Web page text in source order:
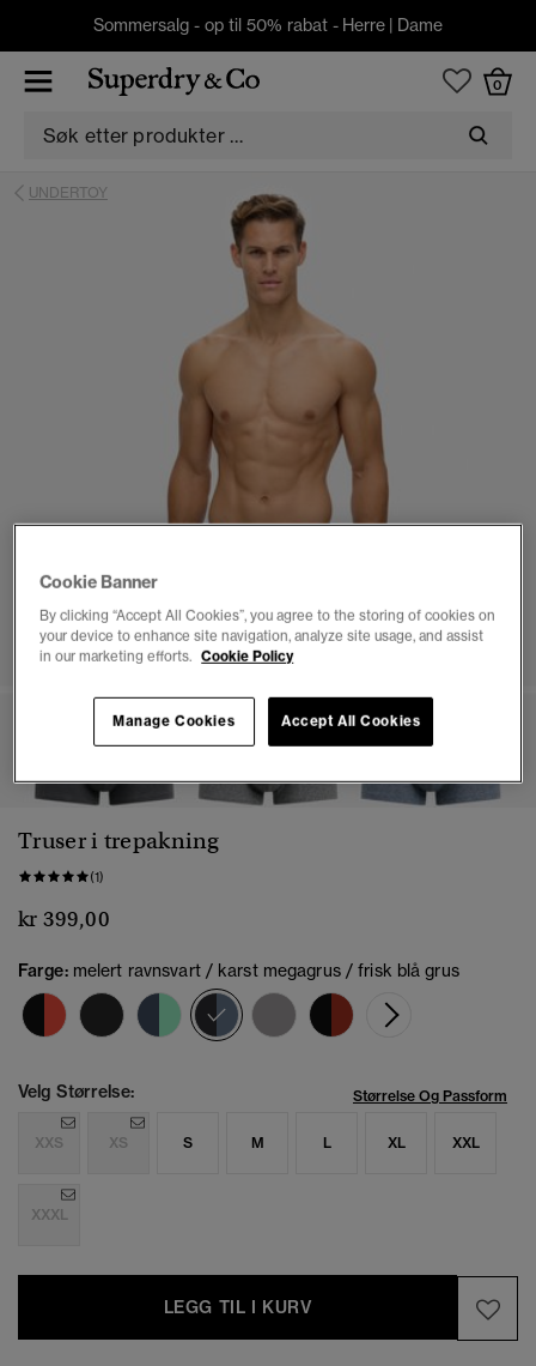
Sommersalg - op til 50% rabat - Herre | Dame
0
UNDERTOY
1 2 3 4 5 6 7 8
Truser i trepakning
(1)
kr 399,00
Farge: melert ravnsvart / karst megagrus / frisk blå grus
valgt
Velg Størrelse: Størrelse Og Passform
XXS XS S M L XL XXL
XXXL
LEGG TIL I KURV
Cookie Banner
By clicking “Accept All Cookies”, you agree to the storing of cookies on
your device to enhance site navigation, analyze site usage, and assist
in our marketing efforts. Cookie Policy
Accept All Cookies
Manage Cookies